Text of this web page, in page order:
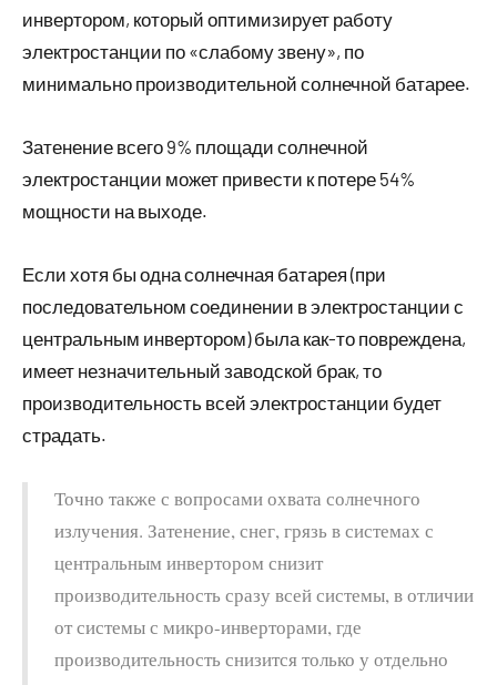
инвертором, который оптимизирует работу
электростанции по «слабому звену», по
минимально производительной солнечной батарее.
Затенение всего 9% площади солнечной
электростанции может привести к потере 54%
мощности на выходе.
Если хотя бы одна солнечная батарея (при
последовательном соединении в электростанции с
центральным инвертором) была как-то повреждена,
имеет незначительный заводской брак, то
производительность всей электростанции будет
страдать.
Точно также с вопросами охвата солнечного
излучения. Затенение, снег, грязь в системах с
центральным инвертором снизит
производительность сразу всей системы, в отличии
от системы с микро-инверторами, где
производительность снизится только у отдельно